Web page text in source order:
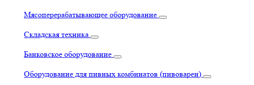
Мясоперерабатывающее оборудование
Складская техника
Банковское оборудование
Оборудование для пивных комбинатов (пивоварен)